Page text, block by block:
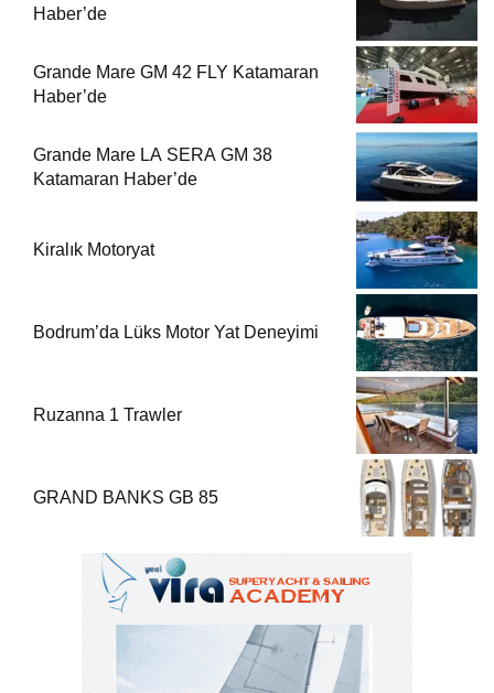
Haber’de
Grande Mare GM 42 FLY Katamaran
Haber’de
Grande Mare LA SERA GM 38
Katamaran Haber’de
Kiralık Motoryat
Bodrum’da Lüks Motor Yat Deneyimi
Ruzanna 1 Trawler
GRAND BANKS GB 85